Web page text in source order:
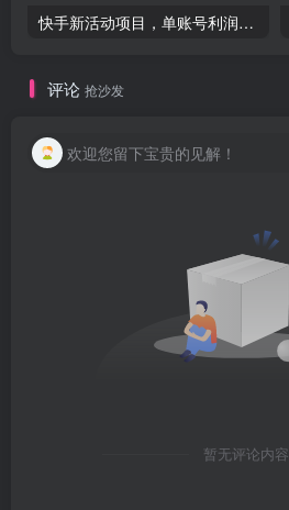
快手新活动项目，单账号利润1000+，简单操作可批量-品小先项目发源地
评论 抢沙发
欢迎您留下宝贵的见解！
暂无评论内容